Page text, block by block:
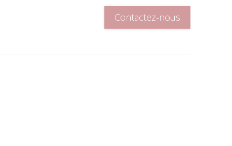
Contactez-nous